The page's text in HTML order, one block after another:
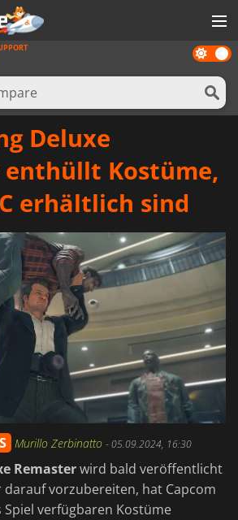
Dark
mode
Deluxe
enthüllt Kostüme,
erhältlich sind
Murillo Zerbinatto -05.09.2024, 16:30
Remasterwird bald veröffentlicht
darauf vorzubereiten, hat Capcom
Spiel verfügbaren Kostüme